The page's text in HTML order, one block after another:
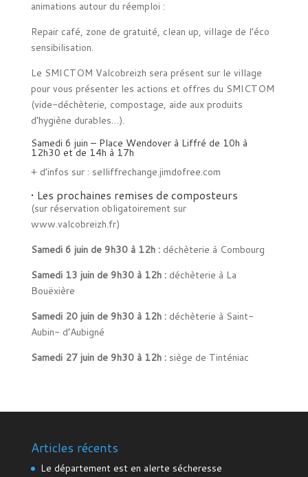
animations autour du réemploi :
Repair café, zone de gratuité, clean up, village de l’éco
sensibilisation.
Le SMICTOM Valcobreizh sera présent sur le village
pour vous présenter les actions et offres du SMICTOM
(vide-déchèterie, compostage, aide aux produits
d’hygiène durables…).
Samedi 6 juin – Place Wendover à Liffré de 10h à
12h30 et de 14h à 17h
+ d’infos sur : selliffrechange.jimdofree.com
• Les prochaines remises de composteurs
(sur réservation obligatoirement sur
www.valcobreizh.fr)
Samedi 6 juin de 9h30 à 12h : déchèterie à Combourg
Samedi 13 juin de 9h30 à 12h : déchèterie à La
Bouëxière
Samedi 20 juin de 9h30 à 12h : déchèterie à Saint-
Aubin- d’Aubigné
Samedi 27 juin de 9h30 à 12h : siège de Tinténiac
Articles récents
Le département est en alerte sécheresse